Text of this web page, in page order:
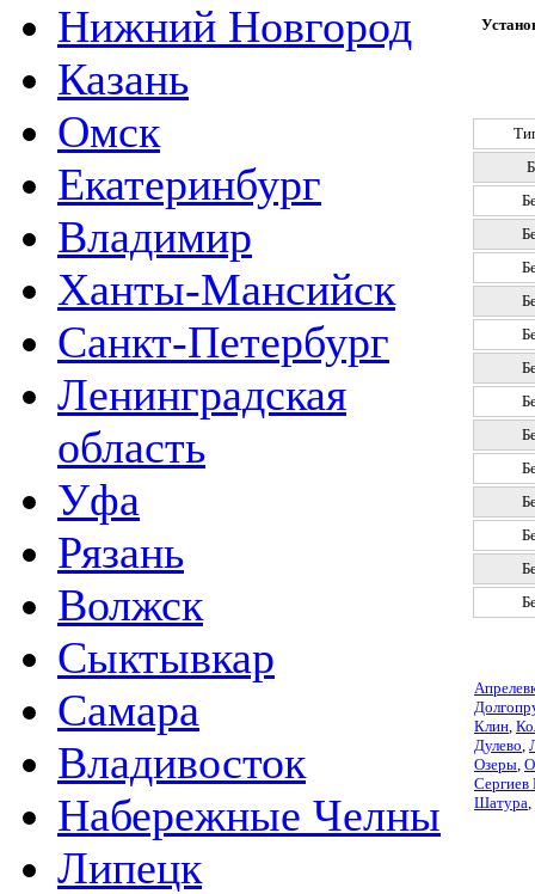
Нижний Новгород
Казань
Омск
Екатеринбург
Владимир
Ханты-Мансийск
Санкт-Петербург
Ленинградская
область
Уфа
Рязань
Волжск
Сыктывкар
Самара
Владивосток
Набережные Челны
Липецк
Клин
Дулево
Озеры
Сергиев
Шатура